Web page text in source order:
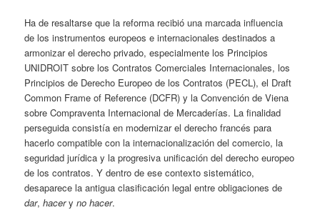
Ha de resaltarse que la reforma recibió una marcada influencia
de los instrumentos europeos e internacionales destinados a
armonizar el derecho privado, especialmente los Principios
UNIDROIT sobre los Contratos Comerciales Internacionales, los
Principios de Derecho Europeo de los Contratos (PECL), el Draft
Common Frame of Reference (DCFR) y la Convención de Viena
sobre Compraventa Internacional de Mercaderías. La finalidad
perseguida consistía en modernizar el derecho francés para
hacerlo compatible con la internacionalización del comercio, la
seguridad jurídica y la progresiva unificación del derecho europeo
de los contratos. Y dentro de ese contexto sistemático,
desaparece la antigua clasificación legal entre obligaciones de
dar,haceryno hacer.